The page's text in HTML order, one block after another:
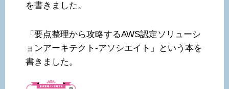
を書きました。
「要点整理から攻略するAWS認定ソリューシ
ョンアーキテクト-アソシエイト」という本を
書きました。